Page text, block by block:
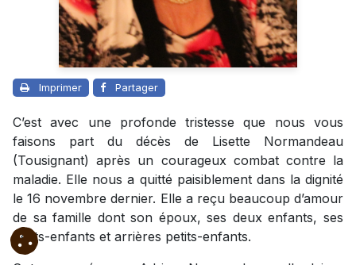
Imprimer Partager
C’est avec une profonde tristesse que nous vous
faisons part du décès de Lisette Normandeau
(Tousignant) après un courageux combat contre la
maladie. Elle nous a quitté paisiblement dans la dignité
le 16 novembre dernier. Elle a reçu beaucoup d’amour
de sa famille dont son époux, ses deux enfants, ses
petits-enfants et arrières petits-enfants.